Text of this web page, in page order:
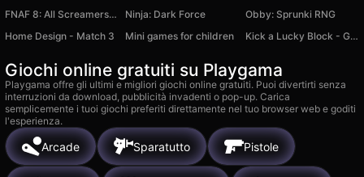
FNAF 8: All Screamers from all FNAF parts
Ninja: Dark Force
Obby: Sprunki RNG
Home Design - Match 3
Mini games for children Kick a Lucky Block - Get Brainrot!
Giochi online gratuiti su Playgama
Playgama offre gli ultimi e migliori giochi online gratuiti. Puoi divertirti senza
interruzioni da download, pubblicità invadenti o pop-up. Carica
semplicemente i tuoi giochi preferiti direttamente nel tuo browser web e goditi
l'esperienza.
Arcade Sparatutto Pistole